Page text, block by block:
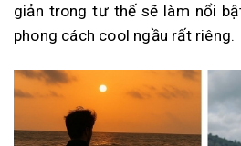
giản trong tư thế sẽ làm nổi
phong cách cool ngầu rất riêng.